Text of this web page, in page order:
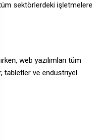
sektörlerdeki işletmelere
web yazılımları tüm
tabletler ve endüstriyel